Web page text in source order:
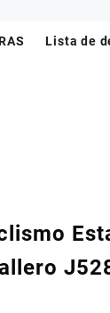
Lista de